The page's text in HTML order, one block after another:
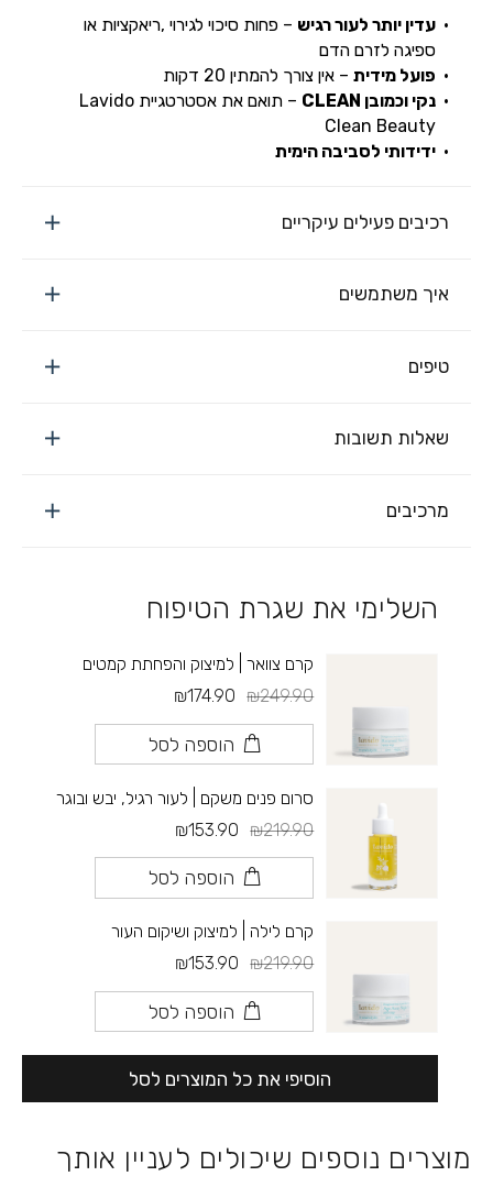
עדין יותר לעור רגיש – פחות סיכוי לגירוי ,ריאקציות או
ספיגה לזרם הדם
פועל מידית– אין צורך להמתין 20 דקות
נקי וכמובן
– תואם את אסטרטגיית Lavido
Clean Beauty
ידידותי לסביבה הימית
רכיבים פעילים עיקריים
איך משתמשים
טיפים
שאלות תשובות
מרכיבים
השלימי את שגרת הטיפוח
קרם צוואר | למיצוק והפחתת קמטים
₪249.90
₪174.90
הוספה לסל
סרום פנים משקם | לעור רגיל, יבש ובוגר
₪219.90
₪153.90
הוספה לסל
קרם לילה | למיצוק ושיקום העור
₪219.90
₪153.90
הוספה לסל
הוסיפי את כל המוצרים לסל
מוצרים נוספים שיכולים לעניין אותך